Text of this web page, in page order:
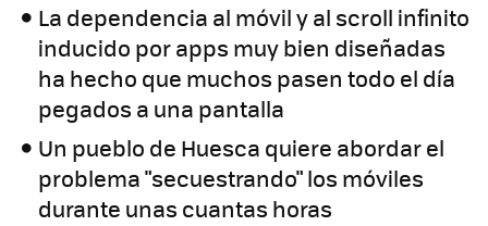
La dependencia al móvil y al scroll infinito
inducido por apps muy bien diseñadas
ha hecho que muchos pasen todo el día
pegados a una pantalla
Un pueblo de Huesca quiere abordar el
problema "secuestrando" los móviles
durante unas cuantas horas